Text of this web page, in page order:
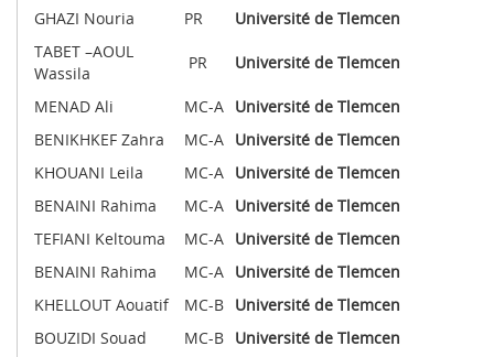
GHAZI Nouria
PR
Université de Tlemcen
TABET –AOUL
Wassila
PR Université de Tlemcen
MENAD Ali MC-A Université de Tlemcen
BENIKHKEF Zahra
MC-A Université de Tlemcen
KHOUANI Leila
MC-A Université de Tlemcen
BENAINI Rahima
MC-A Université de Tlemcen
TEFIANI Keltouma
MC-A Université de Tlemcen
BENAINI Rahima
MC-A Université de Tlemcen
KHELLOUT Aouatif
MC-B Université de Tlemcen
BOUZIDI Souad
MC-B Université de Tlemcen